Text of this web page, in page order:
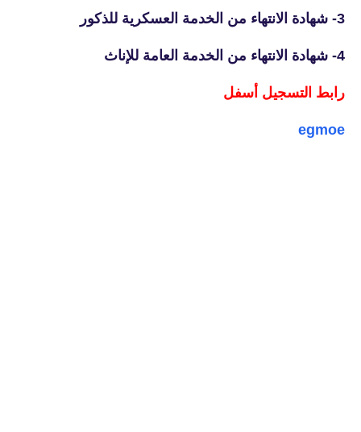
3- شهادة الانتهاء من الخدمة العسكرية للذكور
4- شهادة الانتهاء من الخدمة العامة للإناث
رابط التسجيل أسفل
egmoe